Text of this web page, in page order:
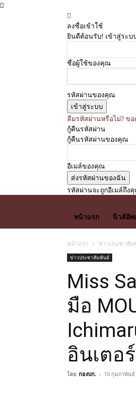
ลงชื่อเข้าใช้
ยินดีต้อนรับ! เข้าสู่ระ
ชื่อผู้ใช้ของคุณ
รหัสผ่านของคุณ
ลืมรหัสผ่านหรือไม่? ข
กู้คืนรหัสผ่าน
กู้คืนรหัสผ่านของคุณ
อีเมล์ของคุณ
รหัสผ่านจะถูกอีเมล์ถึง
หน้าแรก
นิวส์อัพ
หน้าแรก ข่าวประชาสัม
ข่าวประชาสัมพันธ์
Miss
มือ
อินเตอร์
โดย กองบก. - 10 กุมภาพันธ์